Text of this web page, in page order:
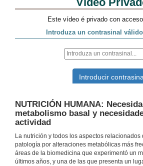
NUTRICIÓN HUMANA:
metabolismo basal y
actividad
La nutrición y todos los aspectos relacionados
patología por alteraciones metabólicas más
áreas de la biomedicina que experimentó un
últimos años, y una de las que presenta un